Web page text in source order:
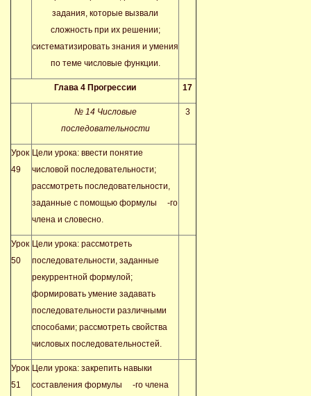
задания, которые вызвали
сложность при их решении;
систематизировать знания и умения
по теме числовые функции.
Глава 4 Прогрессии 17
№ 14 Числовые
последовательности
3
Урок
49
Цели урока: ввести понятие
числовой последовательности;
рассмотреть последовательности,
заданные с помощью формулы
-го
члена и словесно.
Урок
50
Цели урока: рассмотреть
последовательности, заданные
рекуррентной формулой;
формировать умение задавать
последовательности различными
способами; рассмотреть свойства
числовых последовательностей.
Урок
51
Цели урока: закрепить навыки
составления формулы
-го члена